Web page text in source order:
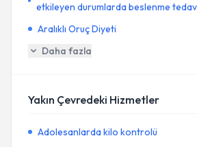
etkileyen durumlarda beslenme
Aralıklı Oruç Diyeti
Daha fazla
Yakın Çevredeki Hizmetler
Adolesanlarda kilo kontrolü